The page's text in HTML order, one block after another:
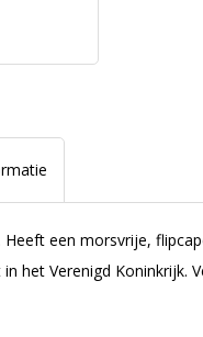
een morsvrije,
Verenigd Koninkrijk.